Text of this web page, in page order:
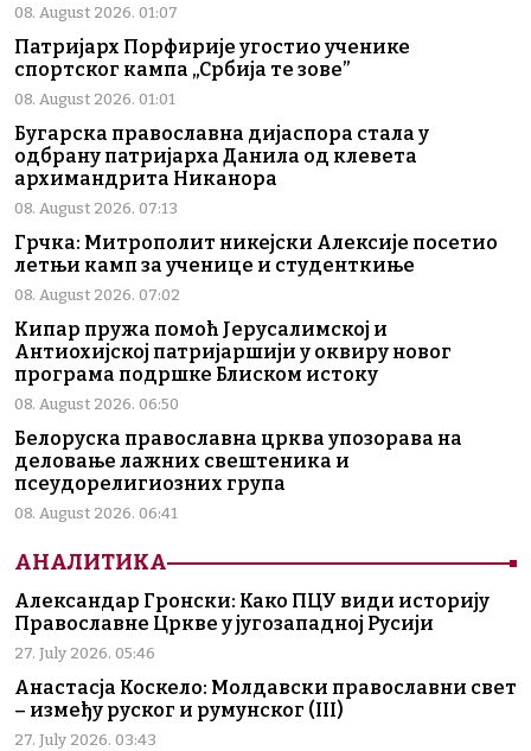
08. August 2026. 01:07
Патријарх Порфирије угостио ученике
спортског кампа „Србија те зове”
08. August 2026. 01:01
Бугарска православна дијаспора стала у
одбрану патријарха Данила од клевета
архимандрита Никанора
08. August 2026. 07:13
Грчка: Митрополит никејски Алексије посетио
летњи камп за ученице и студенткиње
08. August 2026. 07:02
Кипар пружа помоћ Јерусалимској и
Антиохијској патријаршији у оквиру новог
програма подршке Блиском истоку
08. August 2026. 06:50
Белоруска православна црква упозорава на
деловање лажних свештеника и
псеудорелигиозних група
08. August 2026. 06:41
АНАЛИТИКА
Александар Гронски: Како ПЦУ види историју
Православне Цркве у југозападној Русији
27. July 2026. 05:46
Анастасја Коскело: Молдавски православни свет
– између руског и румунског (III)
27. July 2026. 03:43